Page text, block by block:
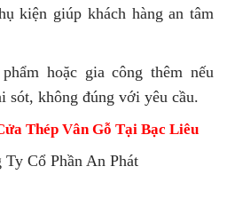
kiện giúp khách hàng an tâm
hoặc gia công thêm nếu
sót, không đúng với yêu cầu.
Thép Vân Gỗ Tại Bạc Liêu
Ty Cổ Phần An Phát